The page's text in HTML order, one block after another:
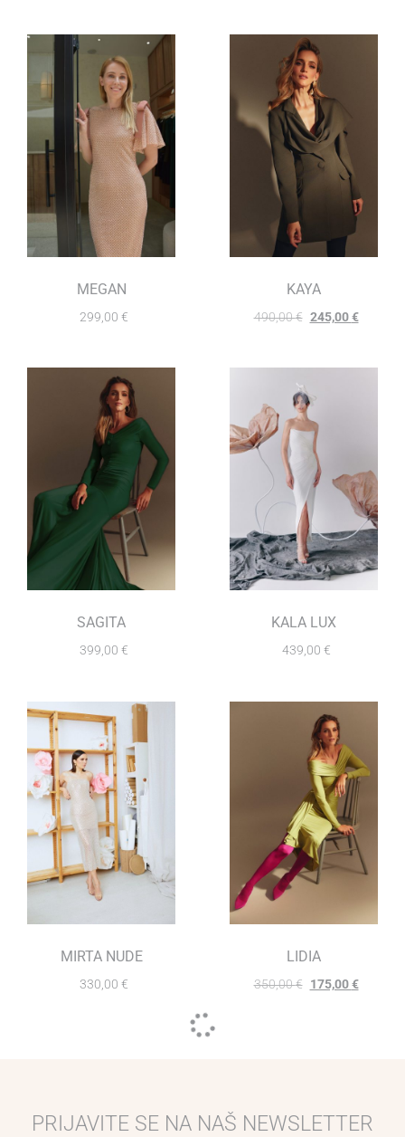
MEGAN
299,00 €
KAYA
490,00€ 245,00€
SAGITA
399,00 €
KALA LUX
439,00 €
MIRTA NUDE
330,00 €
LIDIA
350,00€ 175,00€